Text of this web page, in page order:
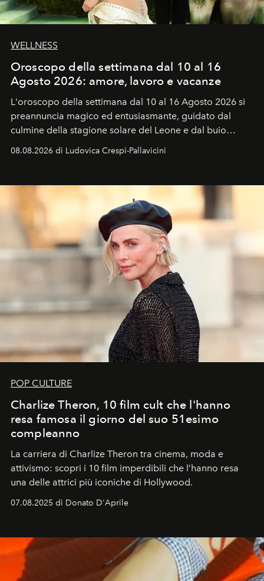
WELLNESS
Oroscopo della settimana dal 10 al 16
Agosto 2026: amore, lavoro e vacanze
L'oroscopo della settimana dal 10 al 16 Agosto 2026 si
preannuncia magico ed entusiasmante, guidato dal
culmine della stagione solare del Leone e dal buio
favorevole della Luna nuova in Leone del 12 agosto,
ideale per la notte delle Perseidi.
08.08.2026 di Ludovica Crespi-Pallavicini
POP CULTURE
Charlize Theron, 10 film cult che l'hanno
resa famosa il giorno del suo 51esimo
compleanno
La carriera di Charlize Theron tra cinema, moda e
attivismo: scopri i 10 film imperdibili che l’hanno resa
una delle attrici più iconiche di Hollywood.
07.08.2025 di Donato D'Aprile